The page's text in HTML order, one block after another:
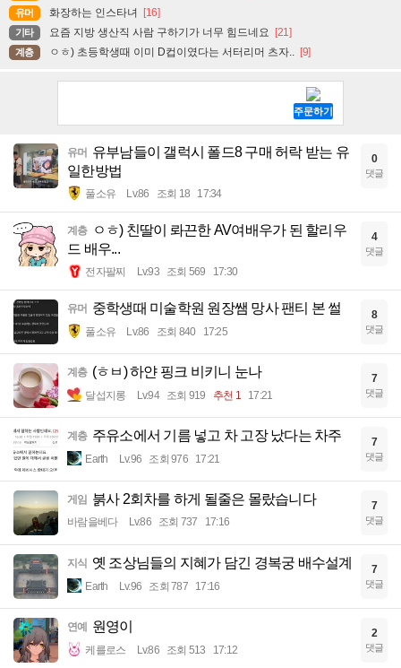
유머 화장하는 인스타녀 [16]
기타 요즘 지방 생산직 사람 구하기가 너무 힘드네요 [21]
계층 ㅇㅎ) 초등학생때 이미 D컵이였다는 서터리머 츠자.. [9]
유머 유부남들이 갤럭시 폴드8 구매 허락 받는 유
일한방법
풀소유 Lv.86 조회 18 17:34
0
댓글
계층
ㅇㅎ) 친딸이 롸끈한 AV여배우가 된 할리우
드 배우...
전자팔찌 Lv.93 조회 569 17:30
4
댓글
유머 중학생때 미술학원 원장쌤 망사 팬티 본 썰
풀소유 Lv.86 조회 840 17:25
8
댓글
계층 (ㅎㅂ) 하얀 핑크 비키니 눈나
달섭지롱 Lv.94 조회 919 추천 1 17:21
7
댓글
계층 주유소에서 기름 넣고 차 고장 났다는 차주
Earth Lv.96 조회 976 17:21
7
댓글
게임 붉사 2회차를 하게 될줄은 몰랐습니다
바람을베다 Lv.86 조회 737 17:16
7
댓글
지식 옛 조상님들의 지혜가 담긴 경복궁 배수설계
Earth Lv.96 조회 787 17:16
7
댓글
연예 원영이
케를로스 Lv.86 조회 513 17:12
2
댓글